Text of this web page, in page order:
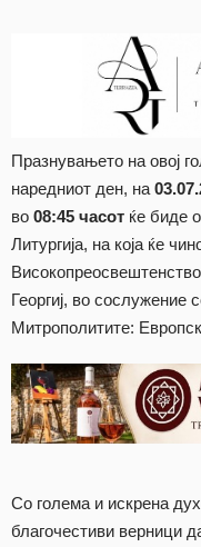
Празнувањето на овој
наредниот ден, на
во 08:45 часот ќе биде
Литургија, на која ќе
Георгиј, во сослужение
Митрополитите:
Со голема и искрена
благочестиви верници